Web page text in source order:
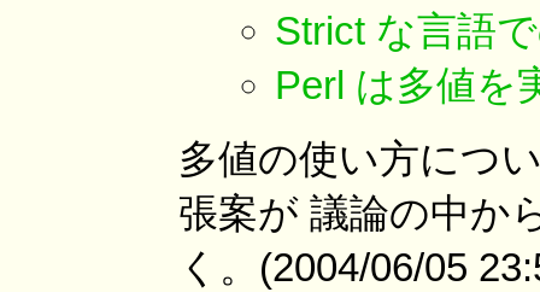
Strict な言語
Perl は多値を
多値の使い方につ
張案が 議論の中か
く。(2004/06/05